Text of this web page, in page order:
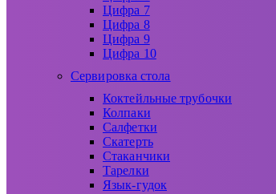
Цифра 7
Цифра 8
Цифра 9
Цифра 10
Сервировка стола
Коктейльные трубочки
Колпаки
Салфетки
Скатерть
Стаканчики
Тарелки
Язык-гудок